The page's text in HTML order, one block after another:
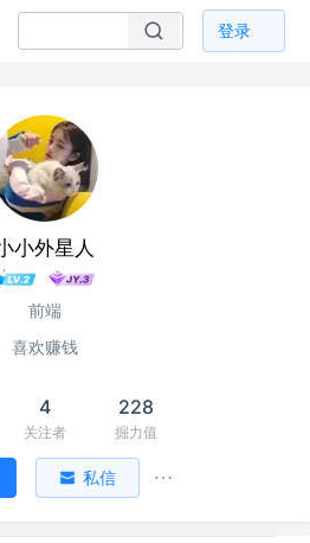
登录
小外星人
前端
喜欢赚钱
4
关注者
228
掘力值
私信